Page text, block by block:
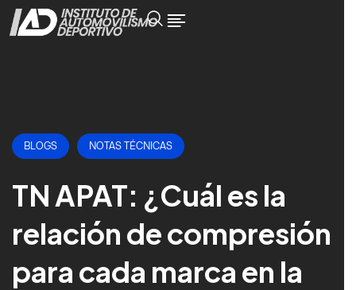
BLOGS NOTAS TÉCNICAS
TN APAT: ¿Cuál es la
relación de compresión
para cada marca en la